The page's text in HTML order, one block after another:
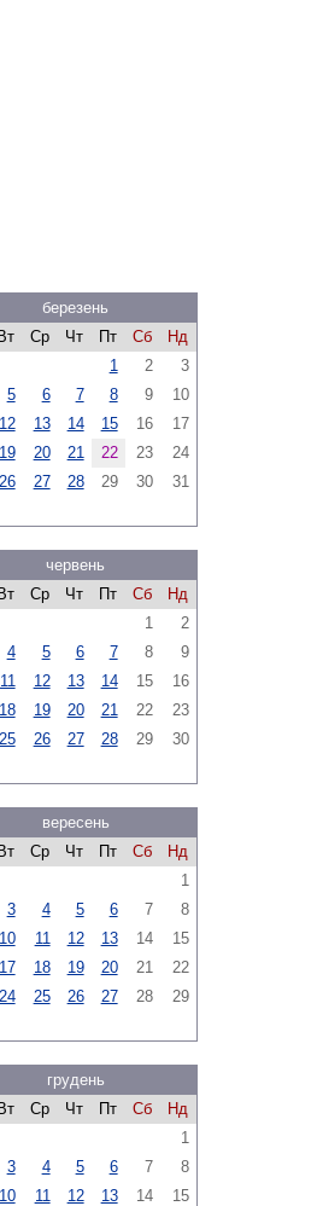
березень
Вт Ср Чт Пт Сб
Нд
1
2
3
5 6 7 8 9
10
12 13 14 15 16
17
19 20 21 22 23
24
26 27 28 29 30 31
червень
Вт Ср Чт Пт Сб
Нд
1
2
4 5 6 7 8
9
11 12 13 14 15
16
18 19 20 21 22
23
25 26 27 28 29 30
вересень
Вт Ср Чт Пт Сб
Нд
1
3 4 5 6 7
8
10 11 12 13 14
15
17 18 19 20 21
22
24 25 26 27 28
29
грудень
Вт Ср Чт Пт Сб
Нд
1
3 4 5 6 7
8
10 11 12 13 14
15